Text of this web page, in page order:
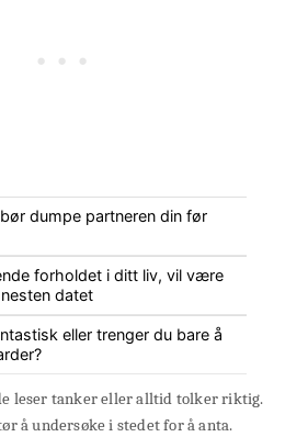
dumpe partneren din før
forholdet i ditt liv, vil være
datet
eller trenger du bare å
leser tanker eller alltid tolker riktig.
å undersøke i stedet for å anta.